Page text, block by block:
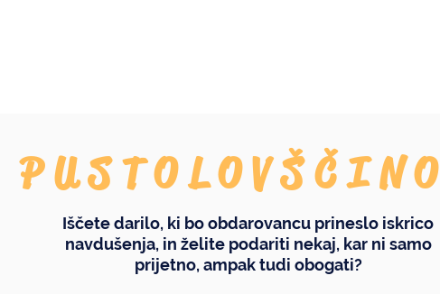
Iščete darilo, ki bo obdarovancu prineslo iskrico
navdušenja, in želite podariti nekaj, kar ni samo
prijetno, ampak tudi obogati?